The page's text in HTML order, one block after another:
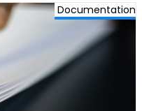
Documentation